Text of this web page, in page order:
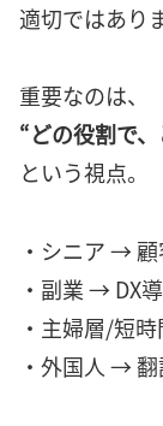
適切ではあり
重要なのは、
“どの役割で
という視点。
・シニア →
・副業 → DX
・主婦層/短
・外国人 →